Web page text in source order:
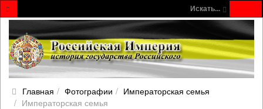
Искать...
Главная Фотографии
Императорская семья
Императорская семья